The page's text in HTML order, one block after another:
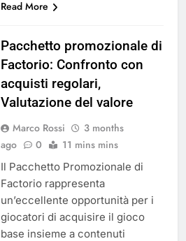
Read More
Pacchetto promozionale di
Factorio: Confronto con
acquisti regolari,
Valutazione del valore
Marco Rossi
3 months
ago
0 11 mins mins
Il Pacchetto Promozionale di
Factorio rappresenta
un’eccellente opportunità per i
giocatori di acquisire il gioco
base insieme a contenuti